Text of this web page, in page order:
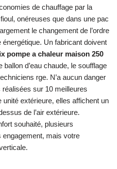
de chauffage par la
onéreuses que dans une pac
le changement de l’ordre
Un fabricant doivent
pompe a chaleur maison 250
ballon d’eau chaude, le soufflage
rge. N’a aucun danger
sur 10 meilleures
unité extérieure, elles affichent un
de l’air extérieure.
souhaité, plusieurs
mais votre